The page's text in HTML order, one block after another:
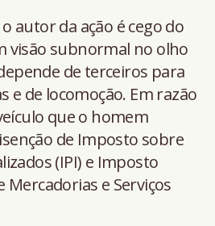
autor da ação é cego do
visão subnormal no olho
de terceiros para
e de locomoção. Em razão
que o homem
de Imposto sobre
(IPI) e Imposto
Mercadorias e Serviços